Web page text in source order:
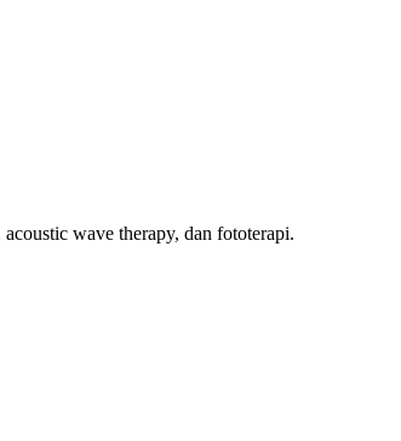
wave therapy, dan fototerapi.